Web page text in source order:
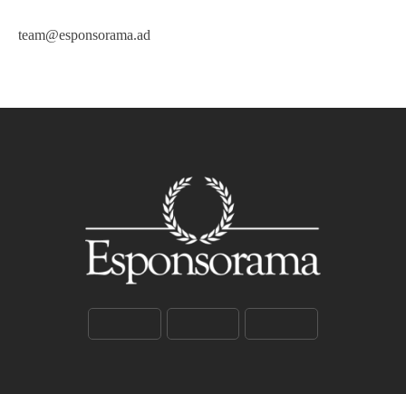
team@esponsorama.ad